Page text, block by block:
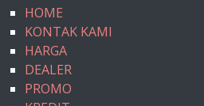
HOME
KONTAK KAMI
HARGA
DEALER
PROMO